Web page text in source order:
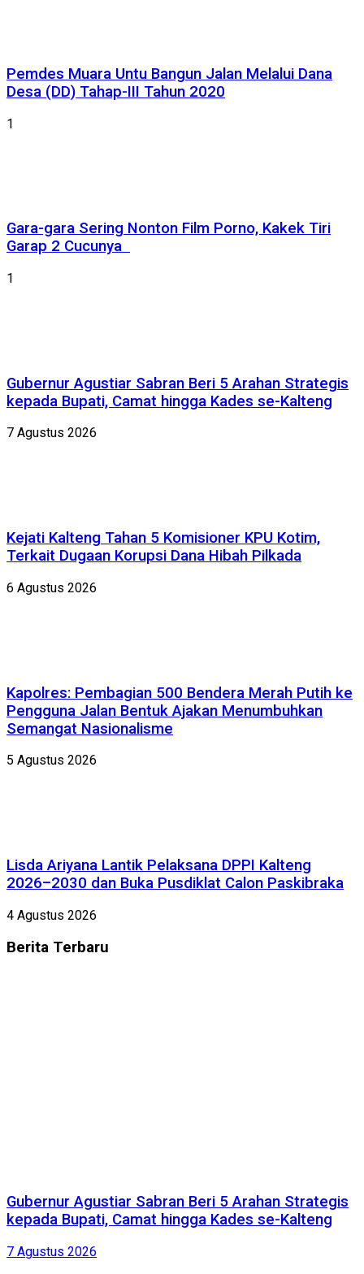
Pemdes Muara Untu Bangun Jalan Melalui Dana
Desa (DD) Tahap-III Tahun 2020
1
Gara-gara Sering Nonton Film Porno, Kakek Tiri
Garap 2 Cucunya
1
Gubernur Agustiar Sabran Beri 5 Arahan Strategis
kepada Bupati, Camat hingga Kades se-Kalteng
7 Agustus 2026
Kejati Kalteng Tahan 5 Komisioner KPU Kotim,
Terkait Dugaan Korupsi Dana Hibah Pilkada
6 Agustus 2026
Kapolres: Pembagian 500 Bendera Merah Putih ke
Pengguna Jalan Bentuk Ajakan Menumbuhkan
Semangat Nasionalisme
5 Agustus 2026
Lisda Ariyana Lantik Pelaksana DPPI Kalteng
2026–2030 dan Buka Pusdiklat Calon Paskibraka
4 Agustus 2026
Berita Terbaru
Gubernur Agustiar Sabran Beri 5 Arahan Strategis
kepada Bupati, Camat hingga Kades se-Kalteng
7 Agustus 2026